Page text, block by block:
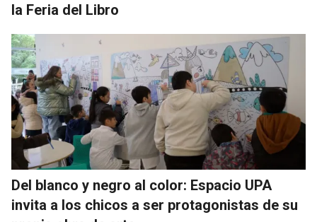
la Feria del Libro
Del blanco y negro al color: Espacio UPA
invita a los chicos a ser protagonistas de su